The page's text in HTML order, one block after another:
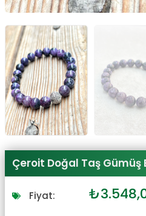
Çeroit Doğal Taş Gümüş
Fiyat: ₺